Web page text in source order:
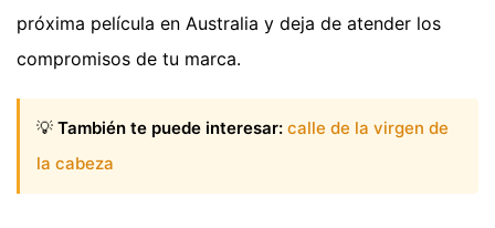
próxima película en Australia y deja de atender los
compromisos de tu marca.
💡 También te puede interesar: calle de la virgen de
la cabeza